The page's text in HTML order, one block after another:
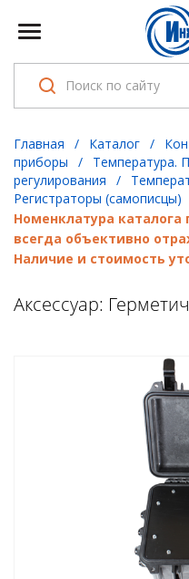
Главная / Каталог /
приборы
/
Температура.
регулирования
/
Регистраторы (самописцы)
Номенклатура каталога
всегда объективно
Наличие и стоимость
Аксессуар: